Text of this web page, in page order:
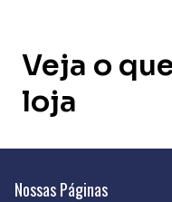
Veja o
loja
Nossas Páginas